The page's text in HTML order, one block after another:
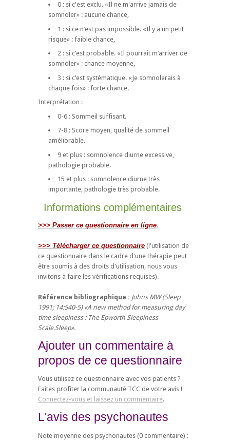
0 : si c'est exclu. «Il ne m'arrive jamais de
somnoler» : aucune chance,
1 : si ce n’est pas impossible. «Il y a un petit
risque» : faible chance,
2 : si c’est probable. «Il pourrait m’arriver de
somnoler» : chance moyenne,
3 : si c’est systématique. «Je somnolerais à
chaque fois» : forte chance.
Interprétation :
0-6 : Sommeil suffisant.
7-8 : Score moyen, qualité de sommeil
améliorable.
9 et plus : somnolence diurne excessive,
pathologie probable.
15 et plus : somnolence diurne très
importante, pathologie très probable.
Informations complémentaires
>>> Passer ce questionnaire en ligne.
>>> Télécharger ce questionnaire (l'utilisation de
ce questionnaire dans le cadre d'une thérapie peut
être soumis à des droits d'utilisation, nous vous
invitons à faire les vérifications requises).
Référence bibliographique : Johns MW (Sleep
1991; 14:540-5) «A new method for measuring day
time sleepiness : The Epworth Sleepiness
Scale.Sleep».
Ajouter un commentaire à
propos de ce questionnaire
Vous utilisez ce questionnaire avec vos patients ?
Faites profiter la communauté TCC de votre avis !
Connectez-vous et laissez un commentaire.
L'avis des psychonautes
Note moyenne des psychonautes (0 commentaire) :